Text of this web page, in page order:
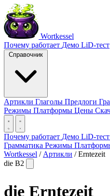
Wortkessel
Почему работает Демо LiD-тест
Справочник
Артикли Глаголы Предлоги
Режимы Платформы Цены
Почему работает Демо LiD-тест
Грамматика Режимы
Wortkessel / Артикли / Erntezeit
die B2
die Erntezeit